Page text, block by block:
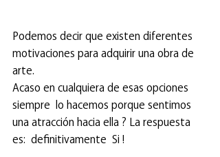
Podemos decir que existen diferentes
motivaciones para adquirir una obra de
arte.
Acaso en cualquiera de esas opciones
siempre  lo hacemos porque sentimos
una atracción hacia ella ? La respuesta
es:  definitivamente  Si !